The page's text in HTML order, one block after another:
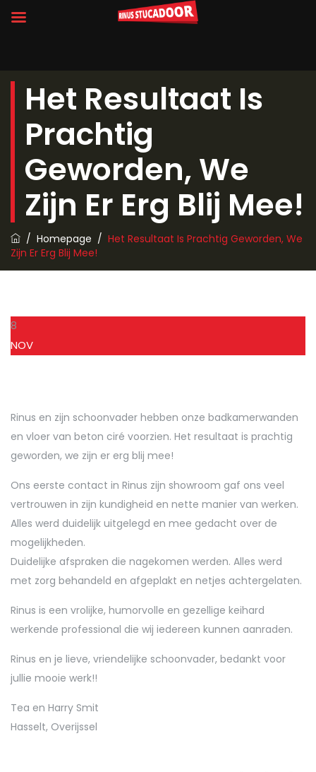
Het Resultaat Is
Prachtig
Geworden, We
Zijn Er Erg Blij Mee!
/ Homepage / Het Resultaat Is Prachtig Geworden, We
Zijn Er Erg Blij Mee!
8
NOV
Rinus en zijn schoonvader hebben onze badkamerwanden
en vloer van beton ciré voorzien. Het resultaat is prachtig
geworden, we zijn er erg blij mee!
Ons eerste contact in Rinus zijn showroom gaf ons veel
vertrouwen in zijn kundigheid en nette manier van werken.
Alles werd duidelijk uitgelegd en mee gedacht over de
mogelijkheden.
Duidelijke afspraken die nagekomen werden. Alles werd
met zorg behandeld en afgeplakt en netjes achtergelaten.
Rinus is een vrolijke, humorvolle en gezellige keihard
werkende professional die wij iedereen kunnen aanraden.
Rinus en je lieve, vriendelijke schoonvader, bedankt voor
jullie mooie werk!!
Tea en Harry Smit
Hasselt, Overijssel